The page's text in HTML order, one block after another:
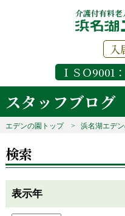
介護付有料老
入
ＩＳＯ9001
スタッフブログ
エデンの園トップ 浜名湖エデ
検索
表示年